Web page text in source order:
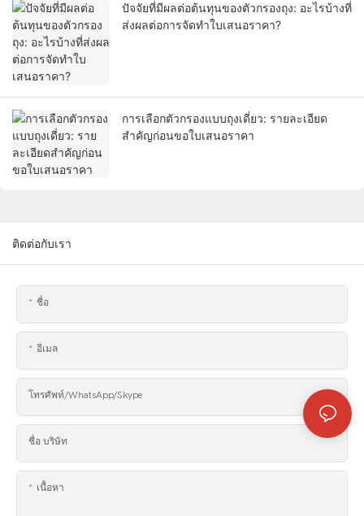
ปัจจัยที่มีผลต่อต้นทุนของตัวกรองถุง: อะไรบ้างที่
ส่งผลต่อการจัดทำใบเสนอราคา?
การเลือกตัวกรองแบบถุงเดี่ยว: รายละเอียด
สำคัญก่อนขอใบเสนอราคา
ติดต่อกับเรา
ชื่อ
อีเมล
โทรศัพท์/WhatsApp/Skype
ชื่อ บริษัท
เนื้อหา